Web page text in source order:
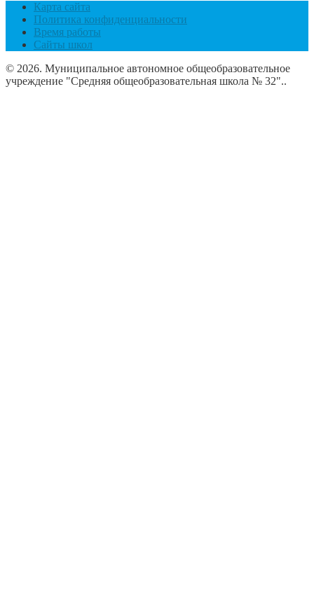
Карта сайта
Политика конфиденциальности
Время работы
Сайты школ
© 2026. Муниципальное автономное общеобразовательное
учреждение "Средняя общеобразовательная школа № 32"..